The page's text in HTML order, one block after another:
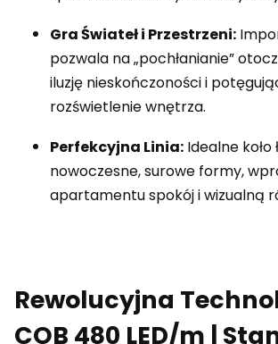
Gra Świateł i Przestrzeni:
pozwala na „pochłanianie”
iluzję nieskończoności i
rozświetlenie wnętrza.
Perfekcyjna Linia: Idealne koło
nowoczesne, surowe formy,
apartamentu spokój i wizualną
Rewolucyjna
COB 480 LED/m |